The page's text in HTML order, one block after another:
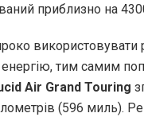
приблизно на
використовувати
тим самим
Air Grand Touring
(596 миль).